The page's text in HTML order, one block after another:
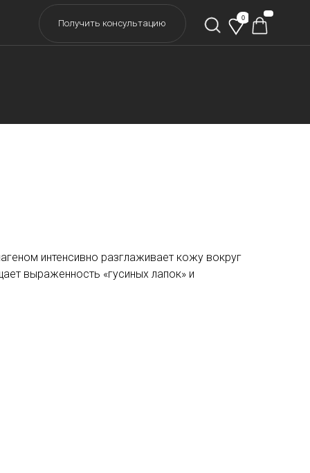
интенсивно разглаживает кожу вокруг
выраженность «гусиных лапок» и
консультацию